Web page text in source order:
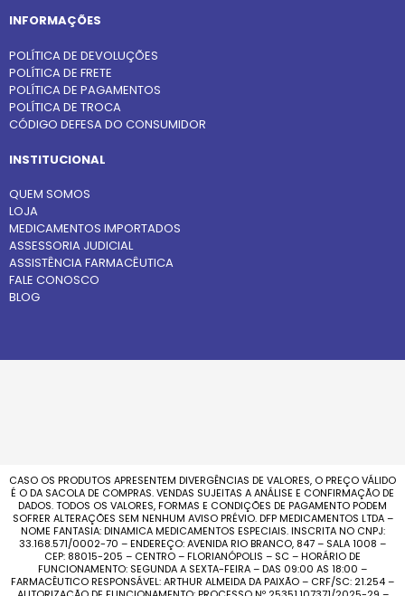
INFORMAÇÕES
POLÍTICA DE DEVOLUÇÕES
POLÍTICA DE FRETE
POLÍTICA DE PAGAMENTOS
POLÍTICA DE TROCA
CÓDIGO DEFESA DO CONSUMIDOR
INSTITUCIONAL
QUEM SOMOS
LOJA
MEDICAMENTOS IMPORTADOS
ASSESSORIA JUDICIAL
ASSISTÊNCIA FARMACÊUTICA
FALE CONOSCO
BLOG
CASO OS PRODUTOS APRESENTEM DIVERGÊNCIAS DE VALORES, O PREÇO VÁLIDO
É O DA SACOLA DE COMPRAS. VENDAS SUJEITAS A ANÁLISE E CONFIRMAÇÃO DE
DADOS. TODOS OS VALORES, FORMAS E CONDIÇÕES DE PAGAMENTO PODEM
SOFRER ALTERAÇÕES SEM NENHUM AVISO PRÉVIO. DFP MEDICAMENTOS LTDA –
NOME FANTASIA: DINAMICA MEDICAMENTOS ESPECIAIS. INSCRITA NO CNPJ:
33.168.571/0002-70 – ENDEREÇO: AVENIDA RIO BRANCO, 847 – SALA 1008 –
CEP: 88015-205 – CENTRO – FLORIANÓPOLIS – SC – HORÁRIO DE
FUNCIONAMENTO: SEGUNDA A SEXTA-FEIRA – DAS 09:00 AS 18:00 –
FARMACÊUTICO RESPONSÁVEL: ARTHUR ALMEIDA DA PAIXÃO – CRF/SC: 21.254 –